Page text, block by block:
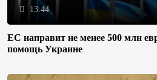
13:44
ЕС направит не менее 500 млн
помощь Украине